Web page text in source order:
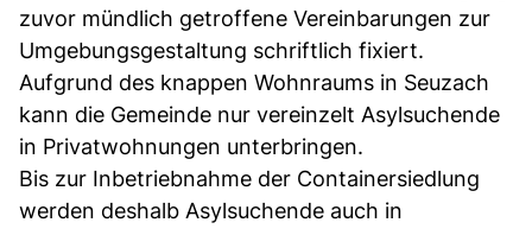
zuvor mündlich getroffene Vereinbarungen zur
Umgebungsgestaltung schriftlich fixiert.
Aufgrund des knappen Wohnraums in Seuzach
kann die Gemeinde nur vereinzelt Asylsuchende
in Privatwohnungen unterbringen.
Bis zur Inbetriebnahme der Containersiedlung
werden deshalb Asylsuchende auch in